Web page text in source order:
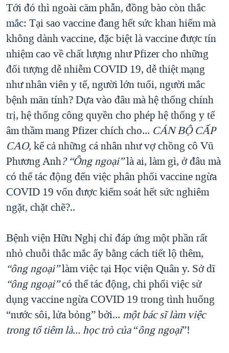
Tới đó thì ngoài căm phẫn, đồng bào còn thắc
mắc: Tại sao vaccine đang hết sức khan hiếm mà
không dành vaccine, đặc biệt là vaccine được tín
nhiệm cao về chất lượng như Pfizer cho những
đối tượng dễ nhiễm COVID 19, dễ thiệt mạng
như nhân viên y tế, người lớn tuổi, người mắc
bệnh mãn tính? Dựa vào đâu mà hệ thống chính
trị, hệ thống công quyền cho phép hệ thống y tế
âm thầm mang Pfizer chích cho... CÁN BỘ CẤP
CAO, kể cả những cá nhân như vợ chồng cô Vũ
Phương Anh? “Ông ngoại”là ai, làm gì, ở đâu mà
có thể tác động đến việc phân phối vaccine ngừa
COVID 19 vốn được kiểm soát hết sức nghiêm
ngặt, chặt chẽ?..
Bệnh viện Hữu Nghị chỉ đáp ứng một phần rất
nhỏ chuỗi thắc mắc ấy bằng cách tiết lộ thêm,
“ông ngoại”làm việc tại Học viện Quân y. Sở dĩ
“ông ngoại”có thể tác động, chi phối việc sử
dụng vaccine ngừa COVID 19 trong tình huống
“nước sôi, lửa bỏng” bởi... một bác sĩ làm việc
trong tổ tiêm là... học trò của“ông ngoại”!